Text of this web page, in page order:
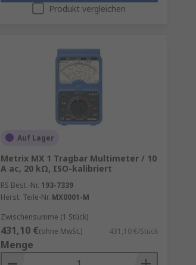
Produkt vergleichen
Auf Lager
Metrix MX 1 Tragbar Multimeter / 10
A ac, 20 kΩ, ISO-kalibriert
RS Best.-Nr. 193-7339
Herst. Teile-Nr. MX0001-M
Zwischensumme (1 Stück)
431,10 €(ohne MwSt.) 431,10 €/Stück
Menge